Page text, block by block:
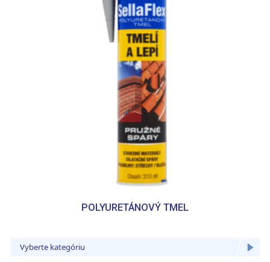
POLYURETÁNOVÝ TMEL
Vyberte kategóriu